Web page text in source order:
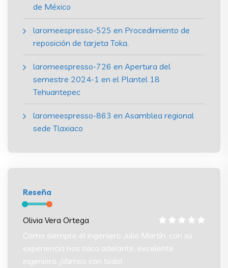
de México
laromeespresso-525 en Procedimiento de
reposición de tarjeta Toka.
laromeespresso-726 en Apertura del
semestre 2024-1 en el Plantel 18
Tehuantepec
laromeespresso-863 en Asamblea regional
sede Tlaxiaco
Reseña
Olivia Vera Ortega
Como siempre el ingeniero Julio Martín, con su
experiencia nos saca adelante, excelente
ingeniero. ¡Vamos con todo!